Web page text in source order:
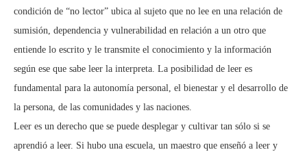
condición de “no lector” ubica al sujeto que no lee en una relación de
sumisión, dependencia y vulnerabilidad en relación a un otro que
entiende lo escrito y le transmite el conocimiento y la información
según ese que sabe leer la interpreta. La posibilidad de leer es
fundamental para la autonomía personal, el bienestar y el desarrollo de
la persona, de las comunidades y las naciones.
Leer es un derecho que se puede desplegar y cultivar tan sólo si se
aprendió a leer. Si hubo una escuela, un maestro que enseñó a leer y